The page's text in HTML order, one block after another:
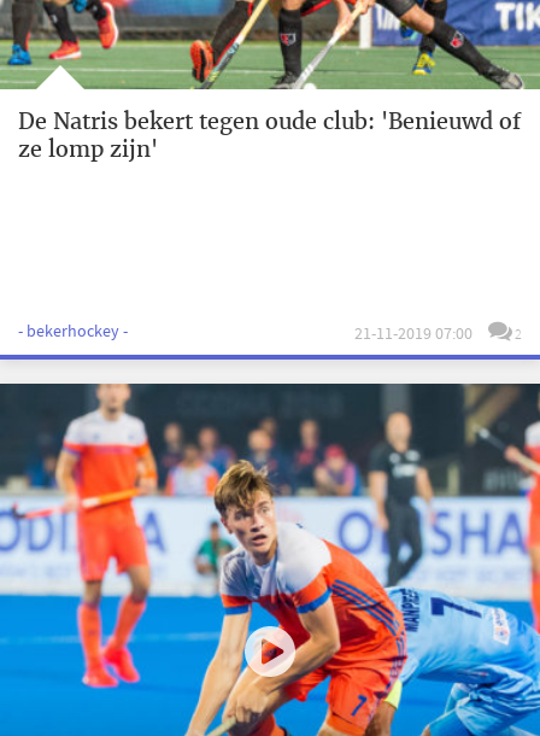
De Natris bekert tegen oude club: 'Benieuwd of
ze lomp zijn'
- bekerhockey - 21-11-2019 07:00 2